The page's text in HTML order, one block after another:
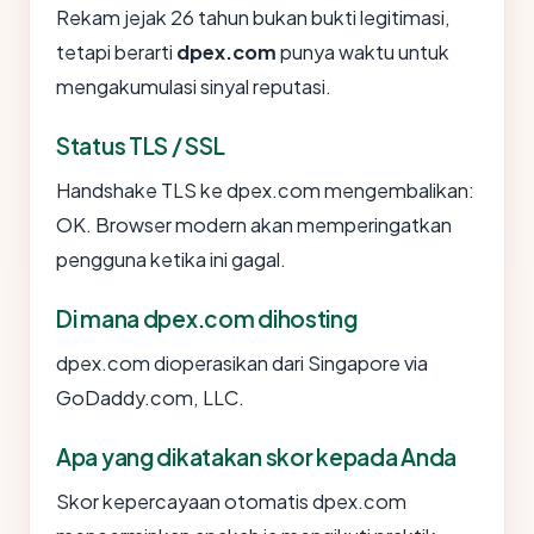
Rekam jejak 26 tahun bukan bukti legitimasi,
tetapi berarti dpex.compunya waktu untuk
mengakumulasi sinyal reputasi.
Status TLS / SSL
Handshake TLS ke dpex.com mengembalikan:
OK. Browser modern akan memperingatkan
pengguna ketika ini gagal.
Di mana dpex.com dihosting
dpex.com dioperasikan dari Singapore via
GoDaddy.com, LLC.
Apa yang dikatakan skor kepada Anda
Skor kepercayaan otomatis dpex.com